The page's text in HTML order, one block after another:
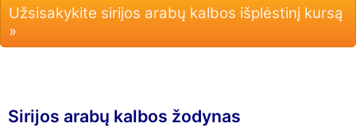
Užsisakykite sirijos arabų kalbos išplėstinį kursą
»
Sirijos arabų kalbos žodynas